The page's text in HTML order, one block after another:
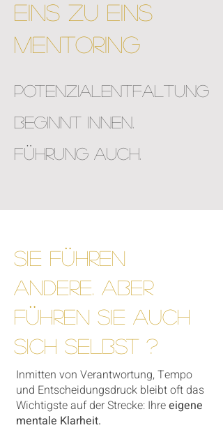
eINs ZU EINS
MENTORING
Potenzialentfaltung
beginnt Innen.
Führung auch.
SIE FÜHREN
ANDERE. ABER
FÜHREN SIE AUCH
SICH SELBST ?
Inmitten von Verantwortung, Tempo
und Entscheidungsdruck bleibt oft das
Wichtigste auf der Strecke: Ihreeigene
mentale Klarheit.